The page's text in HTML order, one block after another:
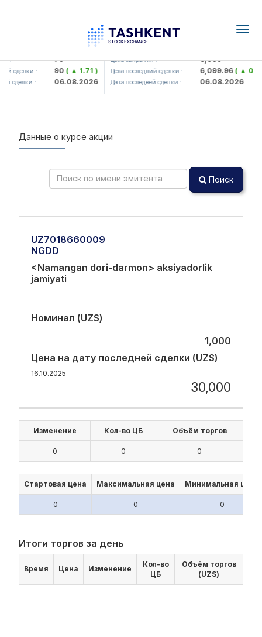
: 79
сделки : 90( ▲ 1.71 )
сделки : 06.08.2026
UZMK (<O'zmetkombinat> AJ)
Цена закрытия : 6,099
Цена последний сделки : 6,099.96( ▲ 0.08
Дата последней сделки : 06.08.2026
Данные о курсе акции
Поиск
UZ7018660009
NGDD
<Namangan dori-darmon> aksiyadorlik
jamiyati
Номинал (UZS)
1,000
Цена на дату последней сделки (UZS)
16.10.2025
30,000
Изменение Кол-во ЦБ Объём торгов
0 0 0
Стартовая цена Максимальная цена Минимальная цена
0 0 0
Итоги торгов за день
Время Цена Изменение
Кол-во
ЦБ
Объём торгов
(UZS)